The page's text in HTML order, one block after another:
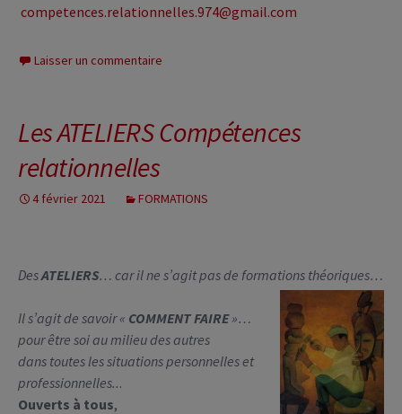
competences.relationnelles.974@gmail.com
Laisser un commentaire
Les ATELIERS Compétences
relationnelles
4 février 2021 FORMATIONS
DesATELIERS… car il ne s’agit pas de formations théoriques…
Il s’agit de savoir « COMMENT FAIRE»…
pour être soi au milieu des autres
dans toutes les situations personnelles et
professionnelles...
Ouverts à tous,